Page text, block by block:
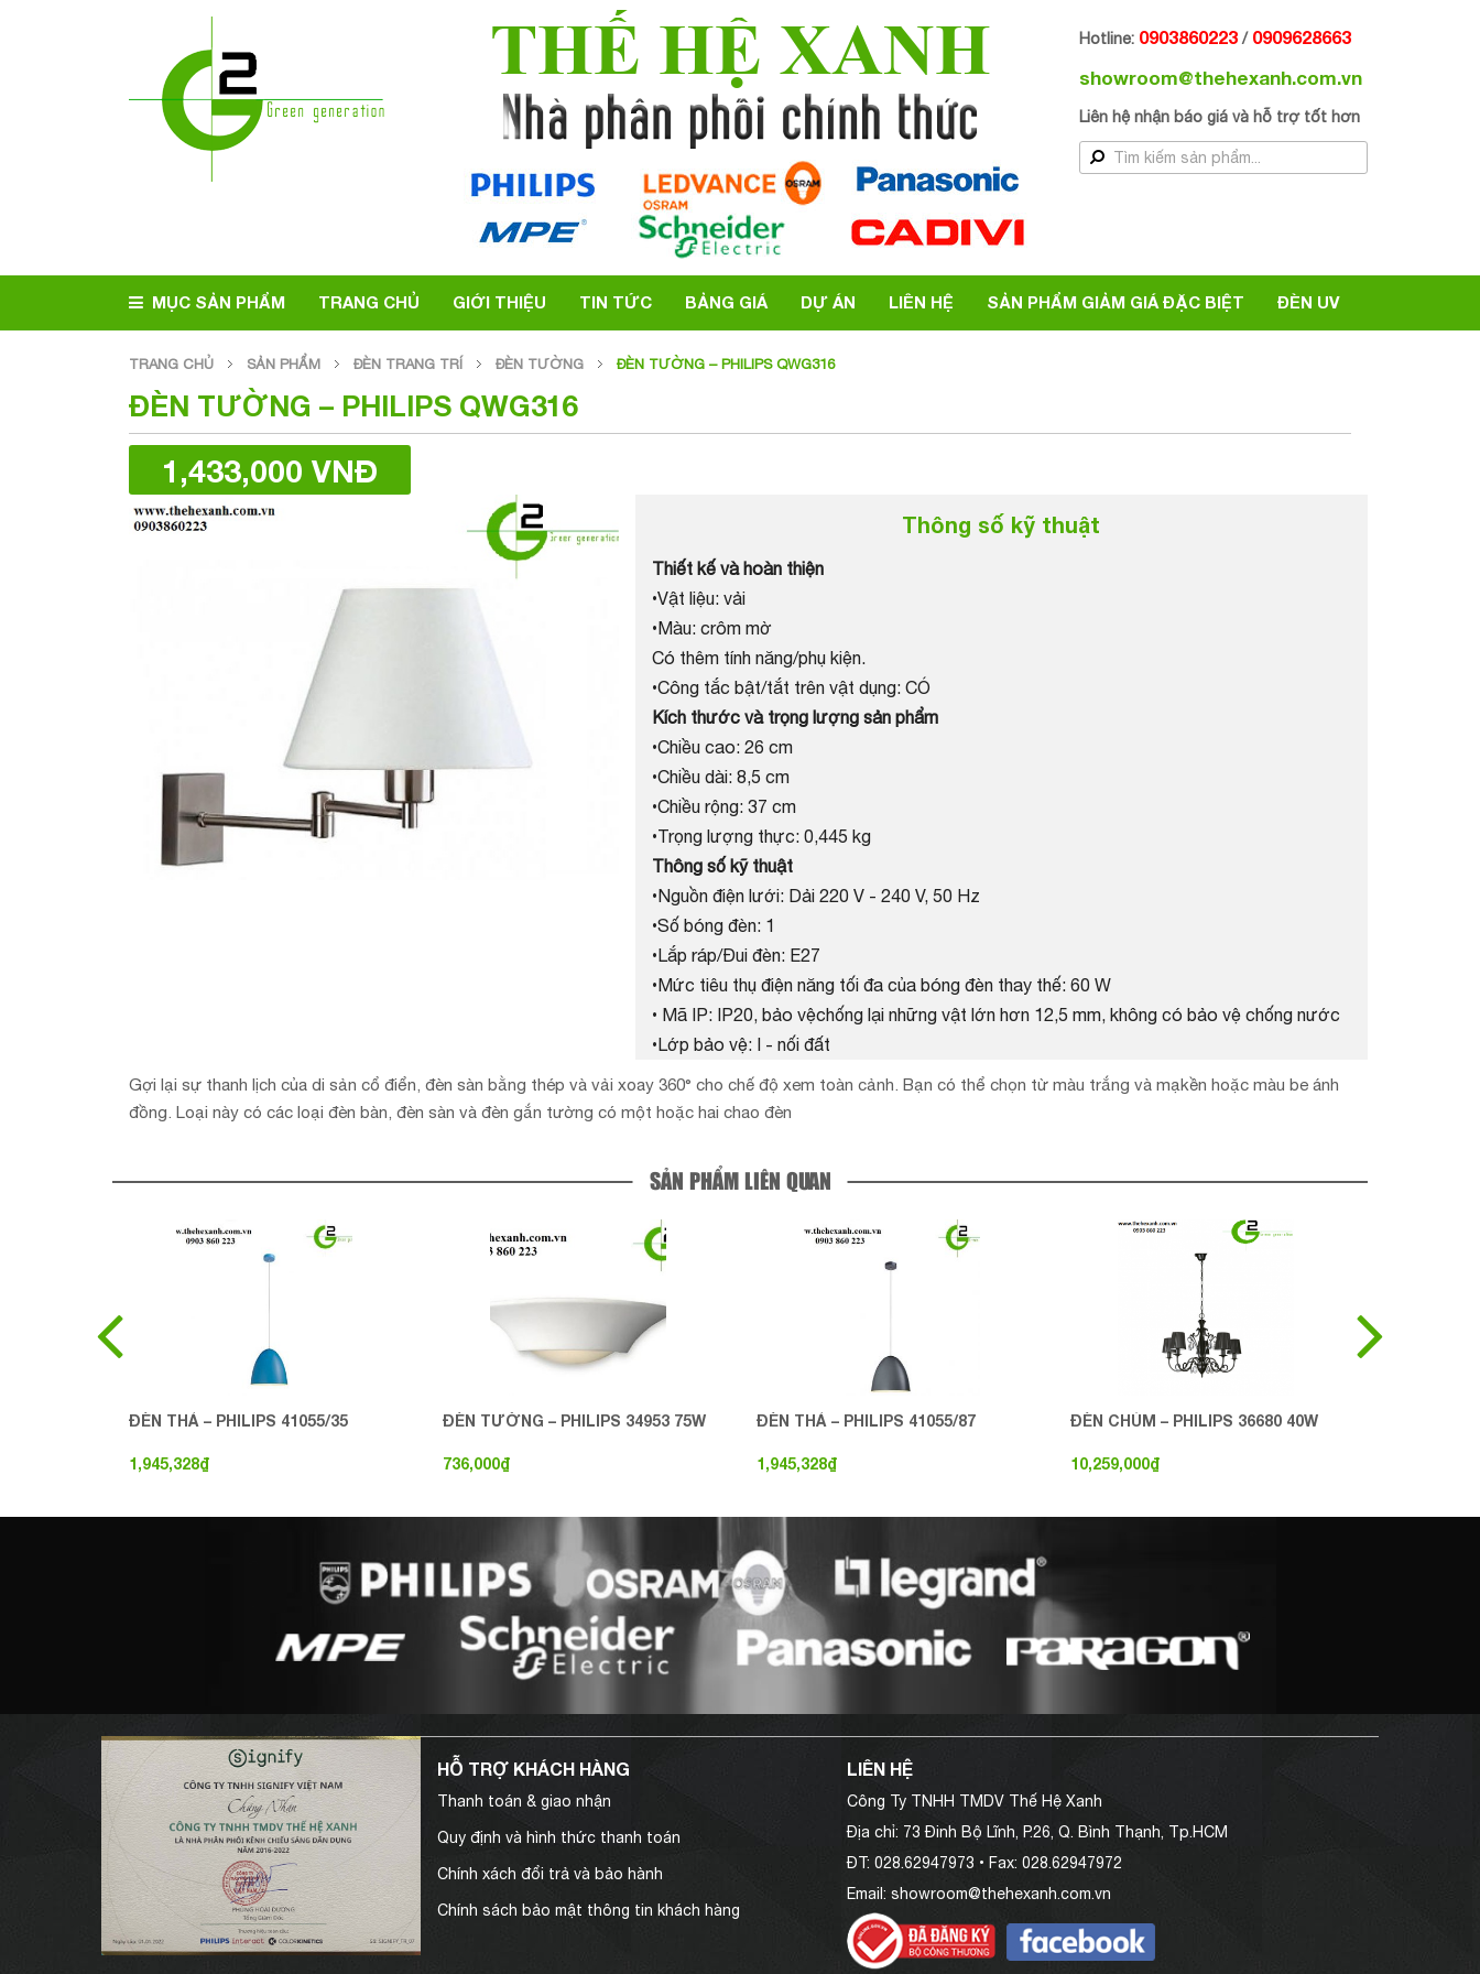
THẾ HỆ XANH Hotline: 0903860223/ 0909628663
showroom@thehexanh.com.vn
Liên hệ nhận báo giá và hỗ trợ tốt hơn
MỤC SẢN PHẨM TRANG CHỦ GIỚI THIỆU TIN TỨC BẢNG GIÁ DỰ ÁN LIÊN HỆ SẢN PHẨM GIẢM GIÁ ĐẶC BIỆT ĐÈN UV
TRANG CHỦ SẢN PHẨM ĐÈN TRANG TRÍ ĐÈN TƯỜNG ĐÈN TƯỜNG – PHILIPS QWG316
ĐÈN TƯỜNG – PHILIPS QWG316
1,433,000 VNĐ
Thông số kỹ thuật
Thiết kế và hoàn thiện
•Vật liệu: vải
•Màu: crôm mờ
Có thêm tính năng/phụ kiện.
•Công tắc bật/tắt trên vật dụng: CÓ
Kích thước và trọng lượng sản phẩm
•Chiều cao: 26 cm
•Chiều dài: 8,5 cm
•Chiều rộng: 37 cm
•Trọng lượng thực: 0,445 kg
Thông số kỹ thuật
•Nguồn điện lưới: Dải 220 V - 240 V, 50 Hz
•Số bóng đèn: 1
•Lắp ráp/Đui đèn: E27
•Mức tiêu thụ điện năng tối đa của bóng đèn thay thế: 60 W
• Mã IP: IP20, bảo vệchống lại những vật lớn hơn 12,5 mm, không có bảo vệ chống nước
•Lớp bảo vệ: I - nối đất
Gợi lại sự thanh lịch của di sản cổ điển, đèn sàn bằng thép và vải xoay 360° cho chế độ xem toàn cảnh. Bạn có thể chọn từ màu trắng và mạkền hoặc màu be ánh
đồng. Loại này có các loại đèn bàn, đèn sàn và đèn gắn tường có một hoặc hai chao đèn
SẢN PHẨM LIÊN QUAN
ĐÈN THẢ – PHILIPS 41055/35
1,945,328₫
ĐÈN TƯỜNG – PHILIPS 34953 75W
736,000₫
ĐÈN THẢ – PHILIPS 41055/87
1,945,328₫
ĐÈN CHÙM – PHILIPS 36680 40W
10,259,000₫
HỖ TRỢ KHÁCH HÀNG
Thanh toán & giao nhận
Quy định và hình thức thanh toán
Chính xách đổi trả và bảo hành
Chính sách bảo mật thông tin khách hàng
LIÊN HỆ
Công Ty TNHH TMDV Thế Hệ Xanh
Địa chỉ: 73 Đinh Bộ Lĩnh, P.26, Q. Bình Thạnh, Tp.HCM
ĐT: 028.62947973 • Fax: 028.62947972
Email: showroom@thehexanh.com.vn